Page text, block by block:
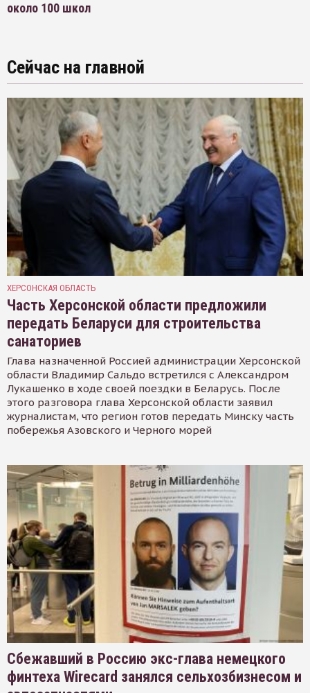
около 100 школ
Сейчас на главной
ХЕРСОНСКАЯ ОБЛАСТЬ
Часть Херсонской области предложили
передать Беларуси для строительства
санаториев
Глава назначенной Россией администрации Херсонской
области Владимир Сальдо встретился с Александром
Лукашенко в ходе своей поездки в Беларусь. После
этого разговора глава Херсонской области заявил
журналистам, что регион готов передать Минску часть
побережья Азовского и Черного морей
Сбежавший в Россию экс-глава немецкого
финтеха Wirecard занялся сельхозбизнесом и